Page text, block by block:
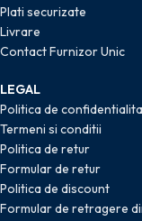
Plati securizate
Livrare
Contact Furnizor Unic
LEGAL
Politica de
Termeni si conditii
Politica de retur
Formular de retur
Politica de discount
Formular de retragere